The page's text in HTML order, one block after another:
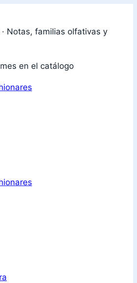
Notas, familias olfativas y
en el catálogo